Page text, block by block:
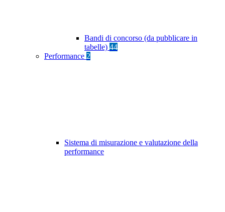
Bandi di concorso (da pubblicare in
tabelle) 44
Performance 2
Sistema di misurazione e valutazione della
performance